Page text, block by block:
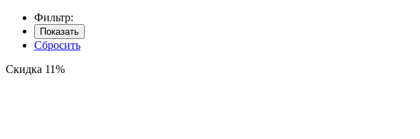
Фильтр:
Показать
Сбросить
Скидка 11%